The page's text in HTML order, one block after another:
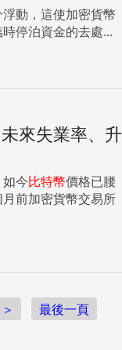
動，這使加密貨幣
停泊資金的去處...
來失業率、升
今比特幣價格已腰
月前加密貨幣交易所
＞ 最後一頁